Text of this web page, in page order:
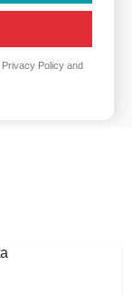
Privacy Policy and